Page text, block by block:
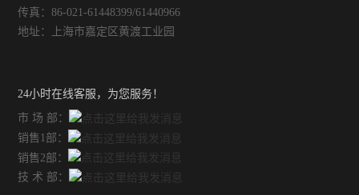
传真：86-021-61448399/61440966
地址：上海市嘉定区黄渡工业园
24小时在线客服，为您服务！
市 场 部：
销售1部：
销售2部：
技 术 部：